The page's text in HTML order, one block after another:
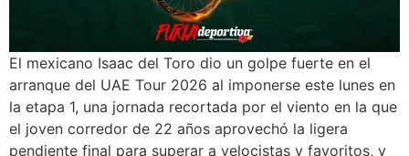
El mexicano Isaac del Toro dio un golpe fuerte en el
arranque del UAE Tour 2026 al imponerse este lunes en
la etapa 1, una jornada recortada por el viento en la que
el joven corredor de 22 años aprovechó la ligera
pendiente final para superar a velocistas y favoritos, y